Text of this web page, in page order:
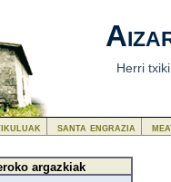
Herri
argazkiak
santa engrazia